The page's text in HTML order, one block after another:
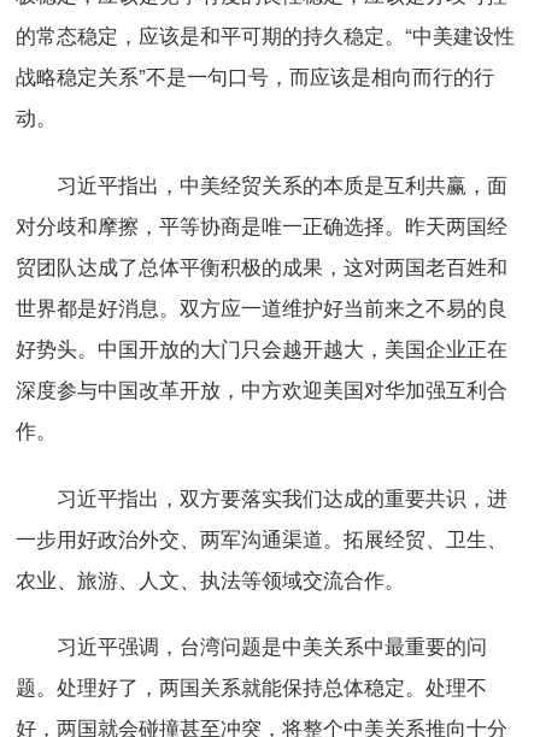
的常态稳定，应该是和平可期的持久稳定。“中美建设性
战略稳定关系”不是一句口号，而应该是相向而行的行
动。
习近平指出，中美经贸关系的本质是互利共赢，面
对分歧和摩擦，平等协商是唯一正确选择。昨天两国经
贸团队达成了总体平衡积极的成果，这对两国老百姓和
世界都是好消息。双方应一道维护好当前来之不易的良
好势头。中国开放的大门只会越开越大，美国企业正在
深度参与中国改革开放，中方欢迎美国对华加强互利合
作。
习近平指出，双方要落实我们达成的重要共识，进
一步用好政治外交、两军沟通渠道。拓展经贸、卫生、
农业、旅游、人文、执法等领域交流合作。
习近平强调，台湾问题是中美关系中最重要的问
题。处理好了，两国关系就能保持总体稳定。处理不
好，两国就会碰撞甚至冲突，将整个中美关系推向十分